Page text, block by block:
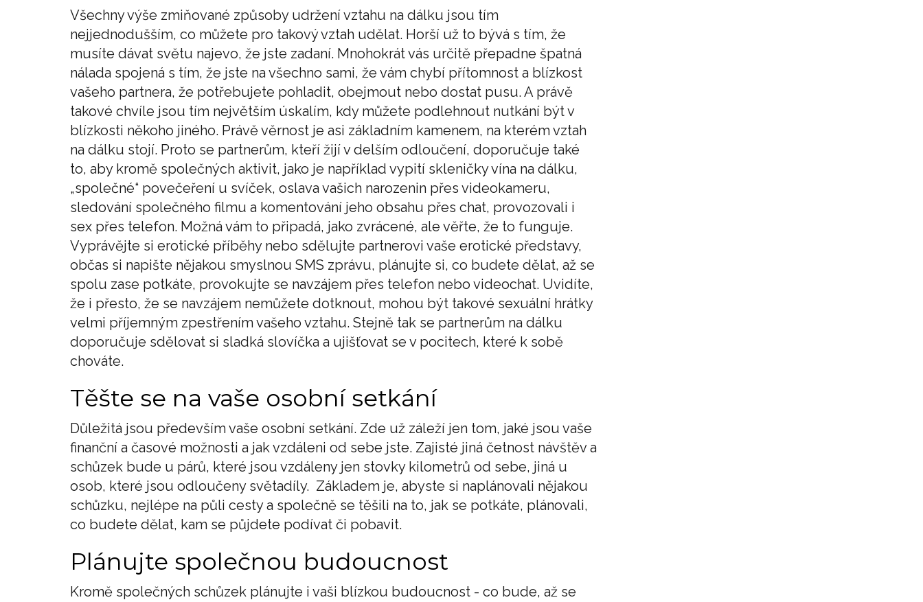
Všechny výše zmiňované způsoby udržení vztahu na dálku jsou tím
nejjednodušším, co můžete pro takový vztah udělat. Horší už to bývá s tím, že
musíte dávat světu najevo, že jste zadaní. Mnohokrát vás určitě přepadne špatná
nálada spojená s tím, že jste na všechno sami, že vám chybí přítomnost a blízkost
vašeho partnera, že potřebujete pohladit, obejmout nebo dostat pusu. A právě
takové chvíle jsou tím největším úskalím, kdy můžete podlehnout nutkání být v
blízkosti někoho jiného. Právě věrnost je asi základním kamenem, na kterém vztah
na dálku stojí. Proto se partnerům, kteří žijí v delším odloučení, doporučuje také
to, aby kromě společných aktivit, jako je například vypití skleničky vína na dálku,
„společné“ povečeření u svíček, oslava vašich narozenin přes videokameru,
sledování společného filmu a komentování jeho obsahu přes chat, provozovali i
sex přes telefon. Možná vám to připadá, jako zvrácené, ale věřte, že to funguje.
Vyprávějte si erotické příběhy nebo sdělujte partnerovi vaše erotické představy,
občas si napište nějakou smyslnou SMS zprávu, plánujte si, co budete dělat, až se
spolu zase potkáte, provokujte se navzájem přes telefon nebo videochat. Uvidíte,
že i přesto, že se navzájem nemůžete dotknout, mohou být takové sexuální hrátky
velmi příjemným zpestřením vašeho vztahu. Stejně tak se partnerům na dálku
doporučuje sdělovat si sladká slovíčka a ujišťovat se v pocitech, které k sobě
chováte.
Těšte se na vaše osobní setkání
Důležitá jsou především vaše osobní setkání. Zde už záleží jen tom, jaké jsou vaše
finanční a časové možnosti a jak vzdáleni od sebe jste. Zajisté jiná četnost návštěv a
schůzek bude u párů, které jsou vzdáleny jen stovky kilometrů od sebe, jiná u
osob, které jsou odloučeny světadíly. Základem je, abyste si naplánovali nějakou
schůzku, nejlépe na půli cesty a společně se těšili na to, jak se potkáte, plánovali,
co budete dělat, kam se půjdete podívat či pobavit.
Plánujte společnou budoucnost
Kromě společných schůzek plánujte i vaši blízkou budoucnost - co bude, až se